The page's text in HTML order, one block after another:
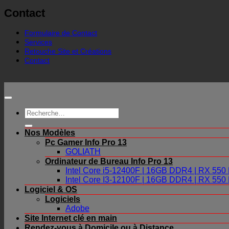
Contact
Formulaire de Contact
Services
Retouche Site et Créations
Contact
Recherche
pour :
Nos Modèles
Pc Gamer Info Pro 13
GOLIATH
Ordinateur de Bureau Info Pro 13
Intel Core i5-12400F | 16GB DDR4 | RX 550
Intel Core I3-12100F | 16GB DDR4 | RX 550
Logiciel & OS
Logiciels
Adobe
Site Internet clé en main